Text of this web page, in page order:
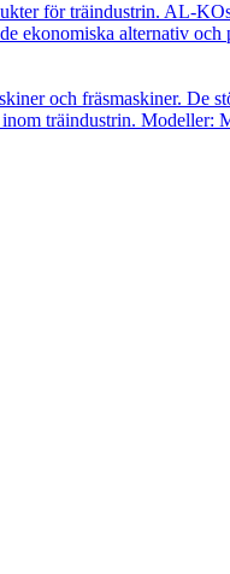
för träindustrin. AL-
ekonomiska alternativ
och fräsmaskiner. De
träindustrin.